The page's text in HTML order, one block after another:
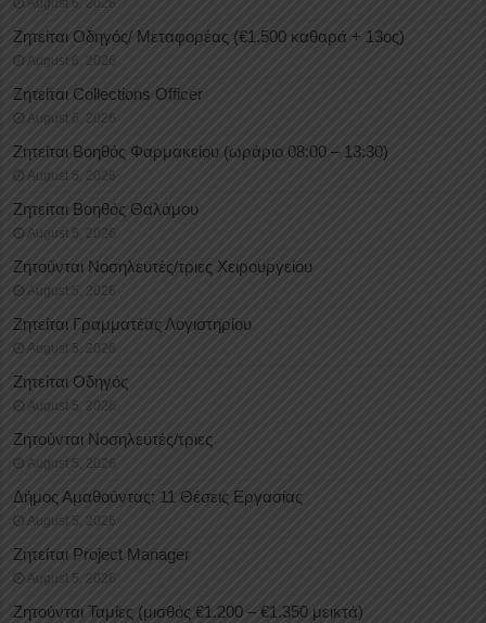
August 6, 2026
Ζητείται Οδηγός/ Μεταφορέας (€1.500 καθαρά + 13ος)
August 6, 2026
Ζητείται Collections Officer
August 6, 2026
Ζητείται Βοηθός Φαρμακείου (ωράριο 08:00 – 13:30)
August 5, 2026
Ζητείται Βοηθός Θαλάμου
August 5, 2026
Ζητούνται Νοσηλευτές/τριες Χειρουργείου
August 5, 2026
Ζητείται Γραμματέας Λογιστηρίου
August 5, 2026
Ζητείται Οδηγός
August 5, 2026
Ζητούνται Νοσηλευτές/τριες
August 5, 2026
Δήμος Αμαθούντας: 11 Θέσεις Εργασίας
August 5, 2026
Ζητείται Project Manager
August 5, 2026
Ζητούνται Ταμίες (μισθός €1.200 – €1.350 μεικτά)